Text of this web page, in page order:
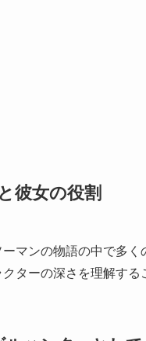
彼女の役割
マンの物語の中で多
ターの深さを理解する